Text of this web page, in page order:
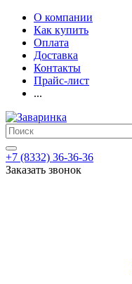
О компании
Как купить
Оплата
Доставка
Контакты
Прайс-лист
...
+7 (8332) 36-36-36
Заказать звонок